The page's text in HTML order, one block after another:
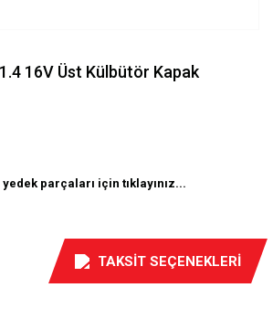
16V Üst Külbütör Kapak
yedek parçaları için tıklayınız...
TAKSİT SEÇENEKLERİ